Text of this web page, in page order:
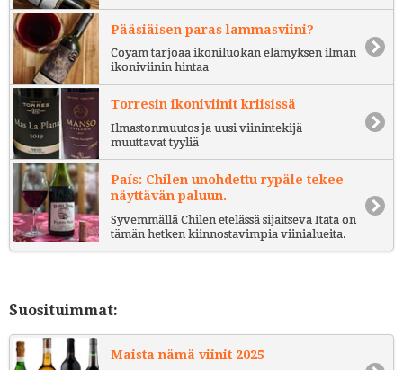
Pääsiäisen paras lammasviini?
Coyam tarjoaa ikoniluokan elämyksen ilman
ikoniviinin hintaa
Torresin ikoniviinit kriisissä
Ilmastonmuutos ja uusi viinintekijä
muuttavat tyyliä
País: Chilen unohdettu rypäle tekee
näyttävän paluun.
Syvemmällä Chilen etelässä sijaitseva Itata on
tämän hetken kiinnostavimpia viinialueita.
Suosituimmat:
Maista nämä viinit 2025